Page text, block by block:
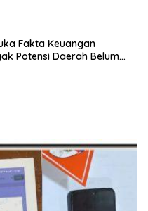
Fakta Keuangan
Potensi Daerah Belum